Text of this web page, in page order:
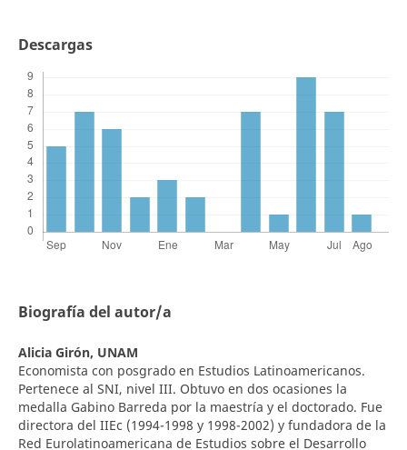
Descargas
Biografía del autor/a
Alicia Girón, UNAM
Economista con posgrado en Estudios Latinoamericanos.
Pertenece al SNI, nivel III. Obtuvo en dos ocasiones la
medalla Gabino Barreda por la maestría y el doctorado. Fue
directora del IIEc (1994-1998 y 1998-2002) y fundadora de la
Red Eurolatinoamericana de Estudios sobre el Desarrollo